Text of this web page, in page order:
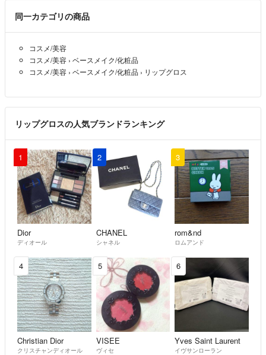
同一カテゴリの商品
コスメ/美容
コスメ/美容 › ベースメイク/化粧品
コスメ/美容 › ベースメイク/化粧品 › リップグロス
リップグロスの人気ブランドランキング
1
Dior
ディオール
2
CHANEL
シャネル
3
rom&nd
ロムアンド
4
Christian Dior
クリスチャンディオール
5
VISEE
ヴィセ
6
Yves Saint Laurent
イヴサンローラン